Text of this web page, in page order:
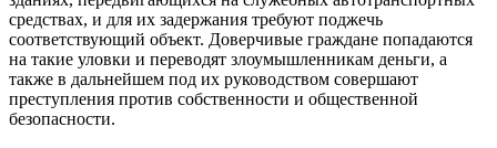
средствах, и для их задержания требуют поджечь
соответствующий объект. Доверчивые граждане попадаются
на такие уловки и переводят злоумышленникам деньги, а
также в дальнейшем под их руководством совершают
преступления против собственности и общественной
безопасности.